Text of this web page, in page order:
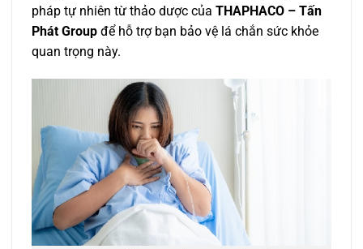
pháp tự nhiên từ thảo dược của THAPHACO – Tấn
Phát Group để hỗ trợ bạn bảo vệ lá chắn sức khỏe
quan trọng này.